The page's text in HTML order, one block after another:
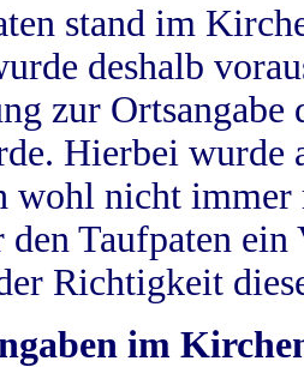
stand im
deshalb
zur
Hierbei wurde
wohl nicht
den Taufpaten
Richtigkeit
im